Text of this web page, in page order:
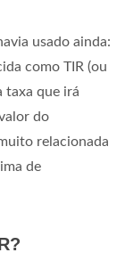
usado ainda:
como TIR (ou
taxa que irá
do
relacionada
de